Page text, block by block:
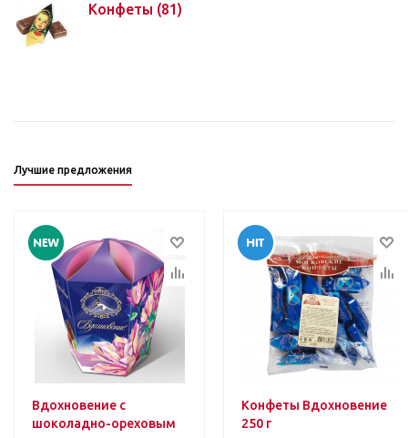
Конфеты (81)
Лучшие предложения
Вдохновение с
шоколадно-ореховым
Конфеты Вдохновение
250 г